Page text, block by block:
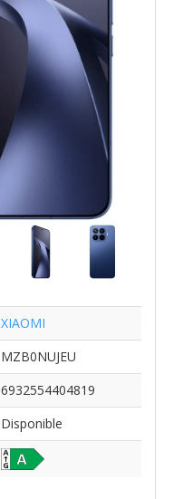
XIAOMI
MZB0NUJEU
6932554404819
Disponible